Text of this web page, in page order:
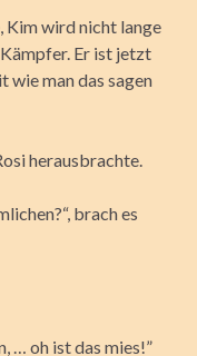
Kim wird nicht lange
Er ist jetzt
wie man das sagen
herausbrachte.
brach es
… oh ist das mies!”